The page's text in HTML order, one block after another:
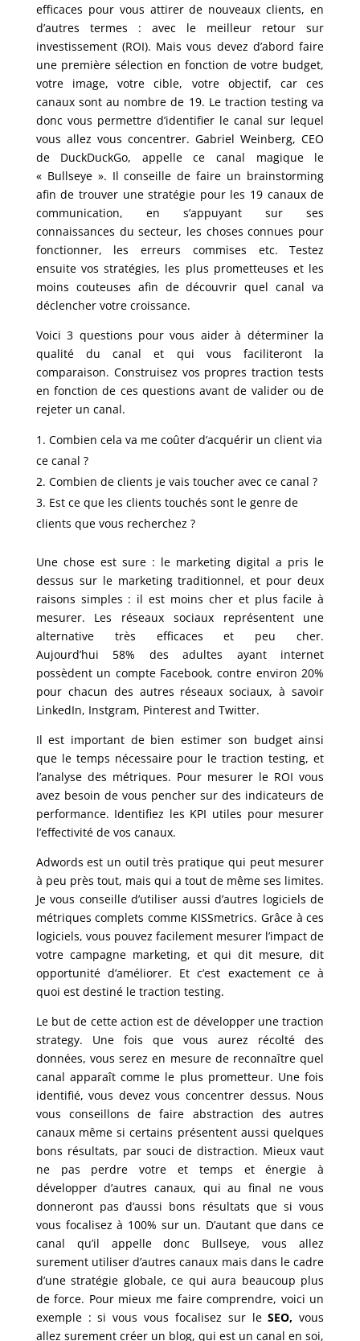
efficaces pour vous attirer de nouveaux clients, en
d’autres termes : avec le meilleur retour sur
investissement (ROI). Mais vous devez d’abord faire
une première sélection en fonction de votre budget,
votre image, votre cible, votre objectif, car ces
canaux sont au nombre de 19. Le traction testing va
donc vous permettre d’identifier le canal sur lequel
vous allez vous concentrer. Gabriel Weinberg, CEO
de DuckDuckGo, appelle ce canal magique le
« Bullseye ». Il conseille de faire un brainstorming
afin de trouver une stratégie pour les 19 canaux de
communication, en s’appuyant sur ses
connaissances du secteur, les choses connues pour
fonctionner, les erreurs commises etc. Testez
ensuite vos stratégies, les plus prometteuses et les
moins couteuses afin de découvrir quel canal va
déclencher votre croissance.
Voici 3 questions pour vous aider à déterminer la
qualité du canal et qui vous faciliteront la
comparaison. Construisez vos propres traction tests
en fonction de ces questions avant de valider ou de
rejeter un canal.
Combien cela va me coûter d’acquérir un client via
ce canal ?
Combien de clients je vais toucher avec ce canal ?
Est ce que les clients touchés sont le genre de
clients que vous recherchez ?
Une chose est sure : le marketing digital a pris le
dessus sur le marketing traditionnel, et pour deux
raisons simples : il est moins cher et plus facile à
mesurer. Les réseaux sociaux représentent une
alternative très efficaces et peu cher.
Aujourd’hui 58% des adultes ayant internet
possèdent un compte Facebook, contre environ 20%
pour chacun des autres réseaux sociaux, à savoir
LinkedIn, Instgram, Pinterest and Twitter.
Il est important de bien estimer son budget ainsi
que le temps nécessaire pour le traction testing, et
l’analyse des métriques. Pour mesurer le ROI vous
avez besoin de vous pencher sur des indicateurs de
performance. Identifiez les KPI utiles pour mesurer
l’effectivité de vos canaux.
Adwords est un outil très pratique qui peut mesurer
à peu près tout, mais qui a tout de même ses limites.
Je vous conseille d’utiliser aussi d’autres logiciels de
métriques complets comme KISSmetrics. Grâce à ces
logiciels, vous pouvez facilement mesurer l’impact de
votre campagne marketing, et qui dit mesure, dit
opportunité d’améliorer. Et c’est exactement ce à
quoi est destiné le traction testing.
Le but de cette action est de développer une traction
strategy. Une fois que vous aurez récolté des
données, vous serez en mesure de reconnaître quel
canal apparaît comme le plus prometteur. Une fois
identifié, vous devez vous concentrer dessus. Nous
vous conseillons de faire abstraction des autres
canaux même si certains présentent aussi quelques
bons résultats, par souci de distraction. Mieux vaut
ne pas perdre votre et temps et énergie à
développer d’autres canaux, qui au final ne vous
donneront pas d’aussi bons résultats que si vous
vous focalisez à 100% sur un. D’autant que dans ce
canal qu’il appelle donc Bullseye, vous allez
surement utiliser d’autres canaux mais dans le cadre
d’une stratégie globale, ce qui aura beaucoup plus
de force. Pour mieux me faire comprendre, voici un
exemple : si vous vous focalisez sur leSEO,vous
allez surement créer un blog, qui est un canal en soi,